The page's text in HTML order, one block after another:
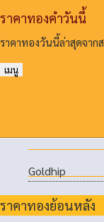
ราคาทองคําวันนี้
ราคาทองวันนี้ล่าสุดจา
เมนู
Goldhip
ราคาทองย้อนหลัง